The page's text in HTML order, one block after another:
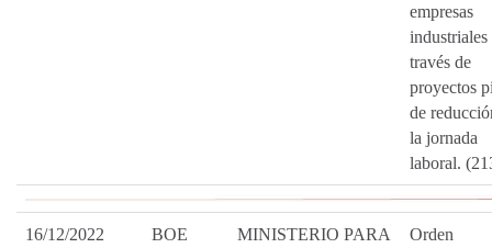
empresas
industriales
través de
proyectos
de
la jornada
laboral.
16/12/2022 BOE
MINISTERIO PARA
Orden